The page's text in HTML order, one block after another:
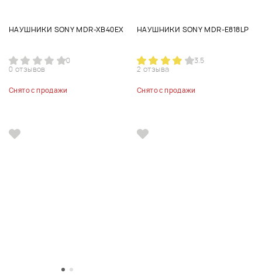
НАУШНИКИ SONY MDR-XB40EX
0
0 отзывов
Снято с продажи
НАУШНИКИ SONY MDR-E818LP
3.5
2 отзыва
Снято с продажи